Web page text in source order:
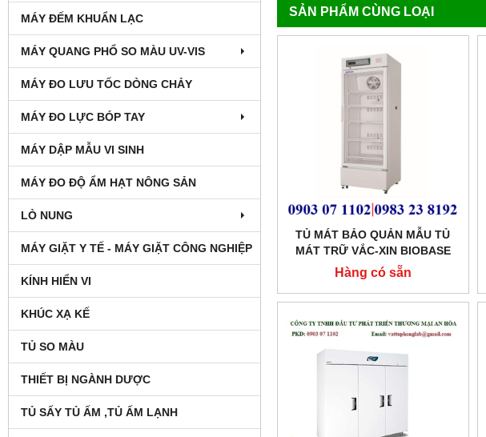
MÁY ĐẾM KHUẨN LẠC
MÁY QUANG PHỔ SO MÀU UV-VIS
MÁY ĐO LƯU TỐC DÒNG CHẢY
MÁY ĐO LỰC BÓP TAY
MÁY DẬP MẪU VI SINH
MÁY ĐO ĐỘ ẨM HẠT NÔNG SẢN
LÒ NUNG
MÁY GIẶT Y TẾ - MÁY GIẶT CÔNG NGHIỆP
KÍNH HIỂN VI
KHÚC XẠ KẾ
TỦ SO MÀU
THIẾT BỊ NGÀNH DƯỢC
TỦ SẤY TỦ ẤM ,TỦ ẤM LẠNH
SẢN PHẨM CÙNG LOẠI
TỦ MÁT BẢO QUẢN MẪU TỦ
MÁT TRỮ VẮC-XIN BIOBASE
Hàng có sẵn